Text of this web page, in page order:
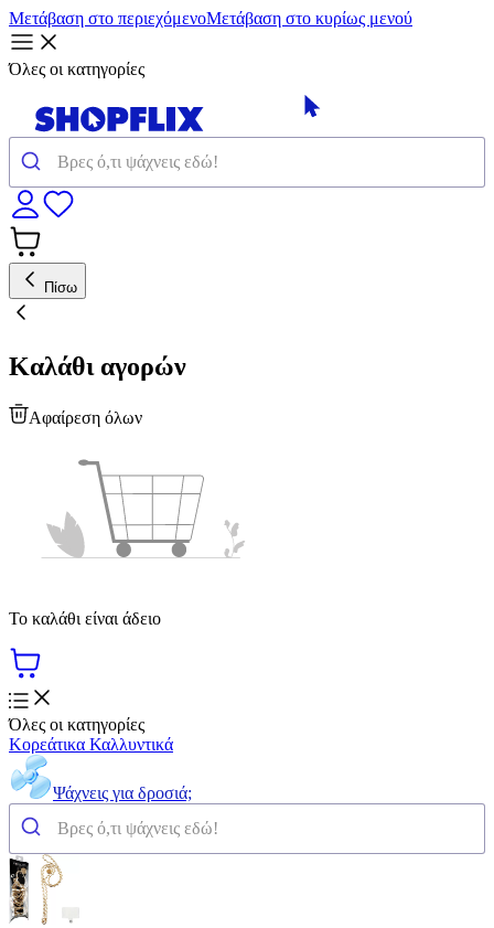
Μετάβαση στο περιεχόμενοΜετάβαση στο κυρίως μενού
Όλες οι κατηγορίες
Πίσω
Καλάθι αγορών
Αφαίρεση όλων
Το καλάθι είναι άδειο
Όλες οι κατηγορίες
Κορεάτικα Καλλυντικά
Ψάχνεις για δροσιά;